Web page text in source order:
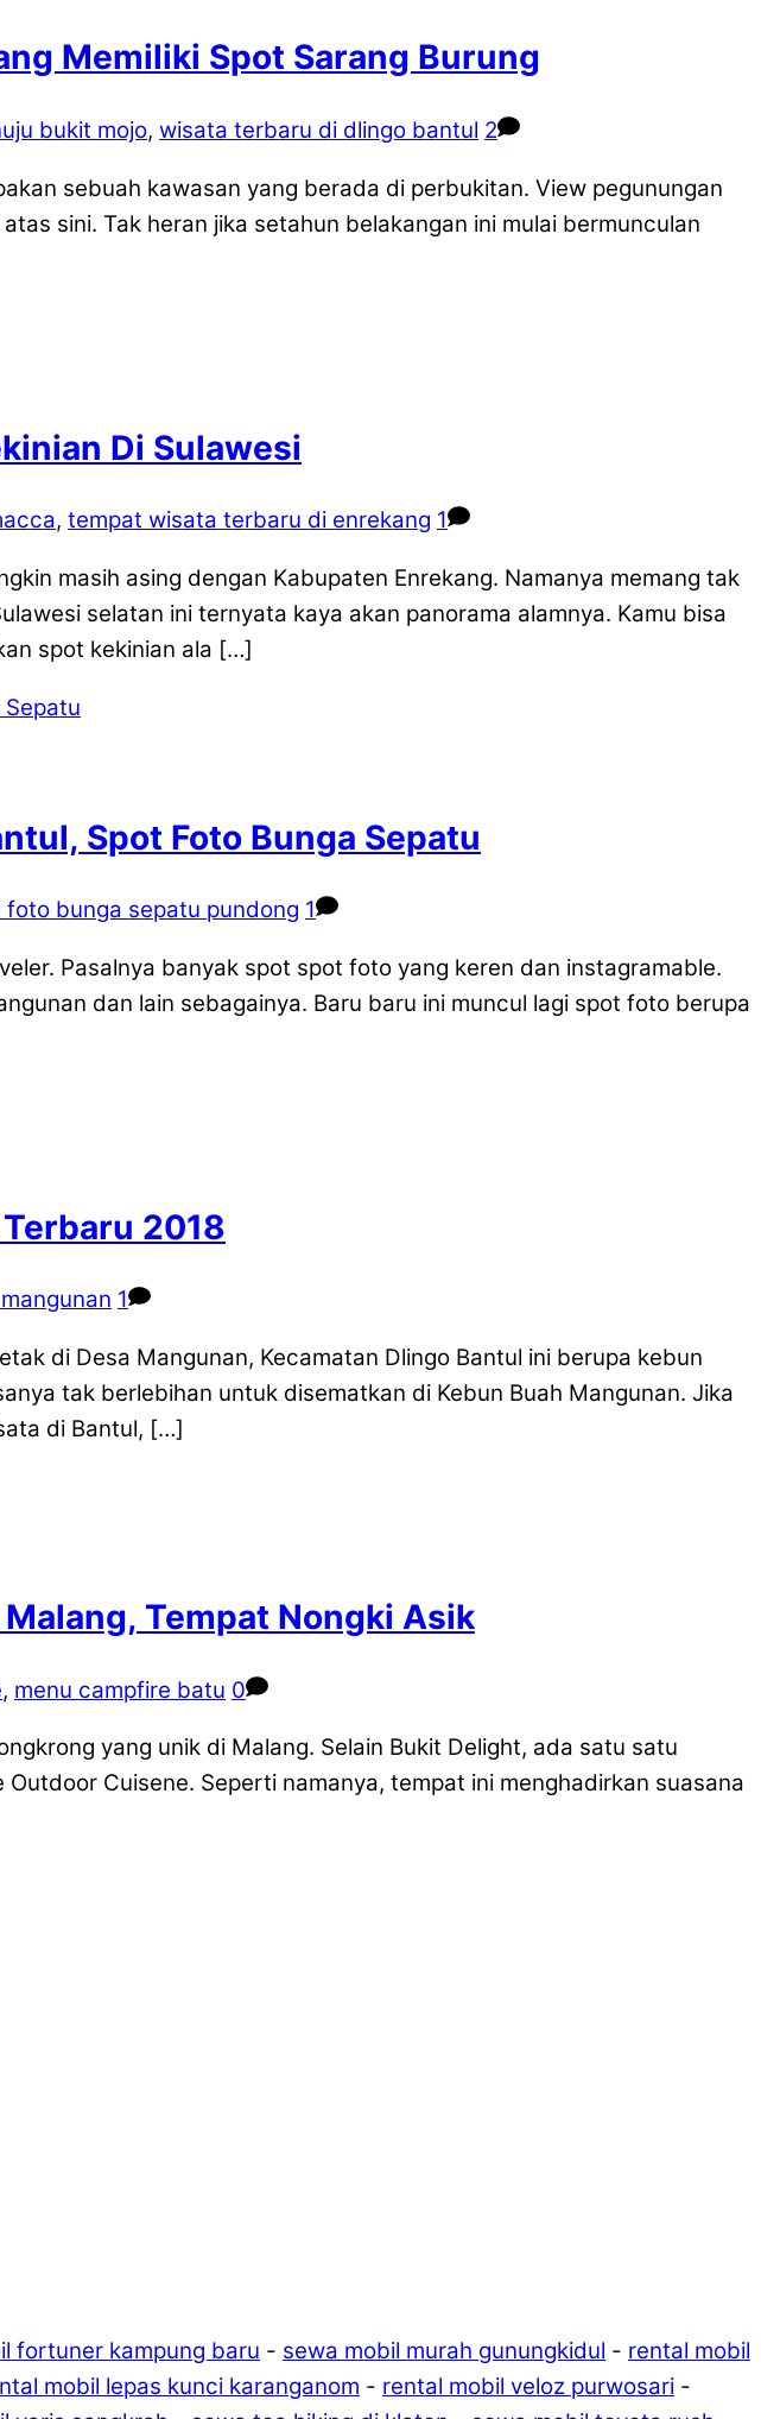
Memiliki Spot Sarang Burung
bukit mojo, wisata terbaru di dlingo bantul 2
sebuah kawasan yang berada di perbukitan. View pegunungan
sini. Tak heran jika setahun belakangan ini mulai bermunculan
Di Sulawesi
, tempat wisata terbaru di enrekang 1
masih asing dengan Kabupaten Enrekang. Namanya memang tak
selatan ini ternyata kaya akan panorama alamnya. Kamu bisa
spot kekinian ala […]
Spot Foto Bunga Sepatu
foto bunga sepatu pundong 1
Pasalnya banyak spot spot foto yang keren dan instagramable.
dan lain sebagainya. Baru baru ini muncul lagi spot foto berupa
2018
1
di Desa Mangunan, Kecamatan Dlingo Bantul ini berupa kebun
tak berlebihan untuk disematkan di Kebun Buah Mangunan. Jika
di Bantul, […]
Tempat Nongki Asik
, menu campfire batu 0
yang unik di Malang. Selain Bukit Delight, ada satu satu
Cuisene. Seperti namanya, tempat ini menghadirkan suasana
fortuner kampung baru - sewa mobil murah gunungkidul - rental mobil
mobil lepas kunci karanganom - rental mobil veloz purwosari -